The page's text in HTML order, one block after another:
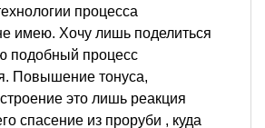
процесса
имею. Хочу лишь поделиться
подобный процесс
Повышение тонуса,
это лишь реакция
спасение из проруби , куда